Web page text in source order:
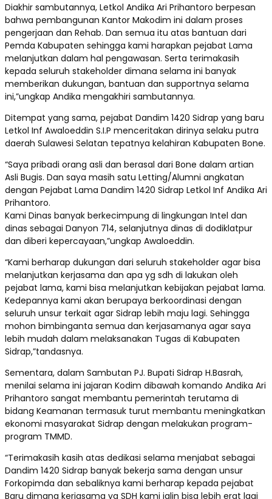
Diakhir sambutannya, Letkol Andika Ari Prihantoro berpesan
bahwa pembangunan Kantor Makodim ini dalam proses
pengerjaan dan Rehab. Dan semua itu atas bantuan dari
Pemda Kabupaten sehingga kami harapkan pejabat Lama
melanjutkan dalam hal pengawasan. Serta terimakasih
kepada seluruh stakeholder dimana selama ini banyak
memberikan dukungan, bantuan dan supportnya selama
ini,”ungkap Andika mengakhiri sambutannya.
Ditempat yang sama, pejabat Dandim 1420 Sidrap yang baru
Letkol Inf Awaloeddin S.I.P menceritakan dirinya selaku putra
daerah Sulawesi Selatan tepatnya kelahiran Kabupaten Bone.
“Saya pribadi orang asli dan berasal dari Bone dalam artian
Asli Bugis. Dan saya masih satu Letting/Alumni angkatan
dengan Pejabat Lama Dandim 1420 Sidrap Letkol Inf Andika Ari
Prihantoro.
Kami Dinas banyak berkecimpung di lingkungan Intel dan
dinas sebagai Danyon 714, selanjutnya dinas di dodiklatpur
dan diberi kepercayaan,”ungkap Awaloeddin.
“Kami berharap dukungan dari seluruh stakeholder agar bisa
melanjutkan kerjasama dan apa yg sdh di lakukan oleh
pejabat lama, kami bisa melanjutkan kebijakan pejabat lama.
Kedepannya kami akan berupaya berkoordinasi dengan
seluruh unsur terkait agar Sidrap lebih maju lagi. Sehingga
mohon bimbinganta semua dan kerjasamanya agar saya
lebih mudah dalam melaksanakan Tugas di Kabupaten
Sidrap,”tandasnya.
Sementara, dalam Sambutan PJ. Bupati Sidrap H.Basrah,
menilai selama ini jajaran Kodim dibawah komando Andika Ari
Prihantoro sangat membantu pemerintah terutama di
bidang Keamanan termasuk turut membantu meningkatkan
ekonomi masyarakat Sidrap dengan melakukan program-
program TMMD.
“Terimakasih kasih atas dedikasi selama menjabat sebagai
Dandim 1420 Sidrap banyak bekerja sama dengan unsur
Forkopimda dan sebaliknya kami berharap kepada pejabat
Baru dimana kerjasama yg SDH kami jalin bisa lebih erat lagi